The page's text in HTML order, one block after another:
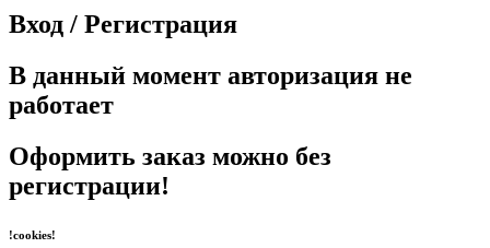
Вход / Регистрация
В данный момент авторизация не
работает
Оформить заказ можно без
регистрации!
!cookies!